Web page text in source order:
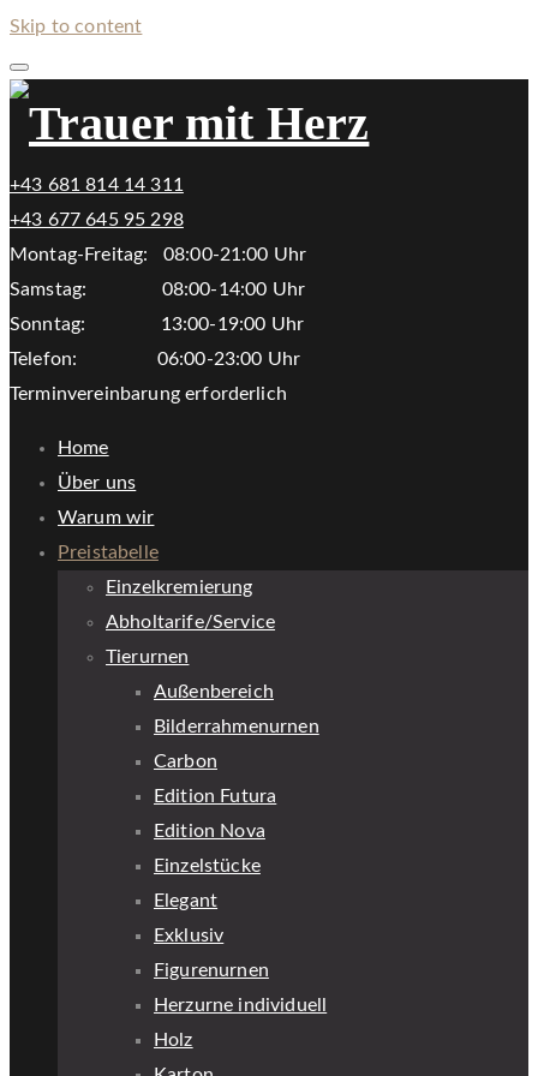
Skip to content
+43 681 814 14 311
+43 677 645 95 298
Montag-Freitag: 08:00-21:00 Uhr
Samstag: 08:00-14:00 Uhr
Sonntag: 13:00-19:00 Uhr
Telefon: 06:00-23:00 Uhr
Terminvereinbarung erforderlich
Home
Über uns
Warum wir
Preistabelle
Einzelkremierung
Abholtarife/Service
Tierurnen
Außenbereich
Bilderrahmenurnen
Carbon
Edition Futura
Edition Nova
Einzelstücke
Elegant
Exklusiv
Figurenurnen
Herzurne individuell
Holz